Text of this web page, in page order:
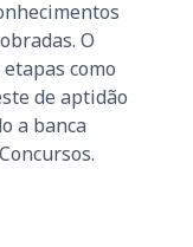
O
como
de aptidão
a banca